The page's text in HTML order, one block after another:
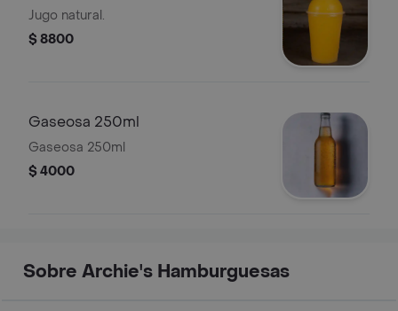
Jugo natural.
$ 8800
Gaseosa 250ml
Gaseosa 250ml
$ 4000
Sobre Archie's Hamburguesas